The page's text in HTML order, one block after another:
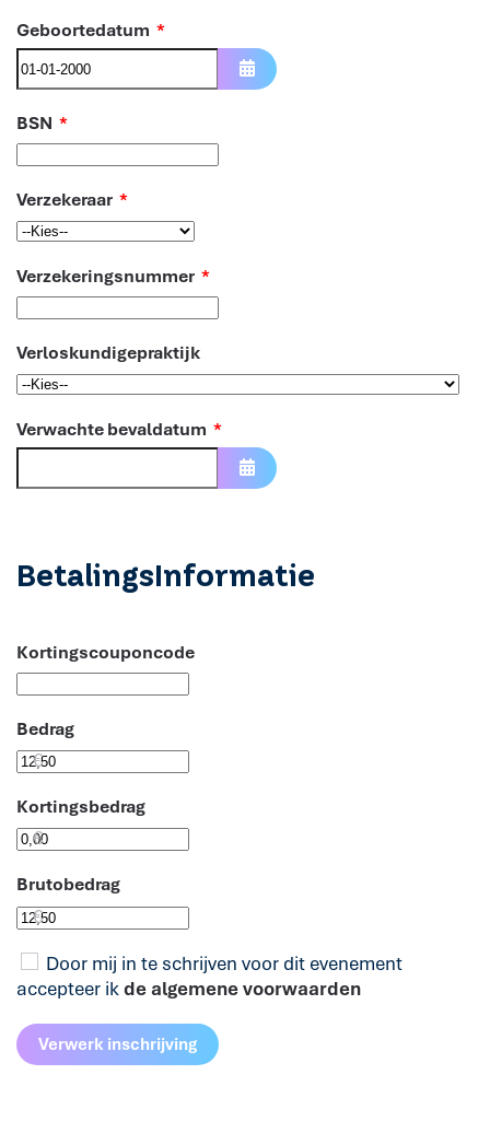
Geboortedatum *
BSN *
Verzekeraar *
Verzekeringsnummer *
Verloskundigepraktijk
Verwachte bevaldatum *
BetalingsInformatie
Kortingscouponcode
Bedrag
€
Kortingsbedrag
€
Brutobedrag
€
Door mij in te schrijven voor dit evenement
accepteer ikde algemene voorwaarden